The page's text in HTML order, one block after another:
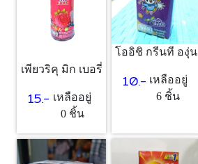
เพียวริคุ มิก เบอรี่
15.- เหลืออยู่
0 ชิ้น
โออิชิ กรีนที องุ่น
10.- เหลืออยู่
6 ชิ้น